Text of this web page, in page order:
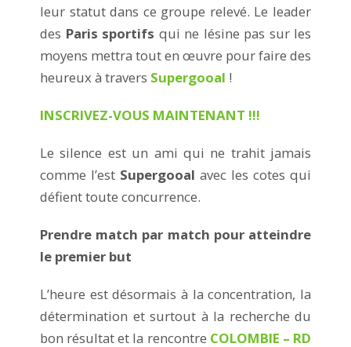
leur statut dans ce groupe relevé. Le leader
des Paris sportifs qui ne lésine pas sur les
moyens mettra tout en œuvre pour faire des
heureux à travers Supergooal !
INSCRIVEZ-VOUS MAINTENANT !!!
Le silence est un ami qui ne trahit jamais
comme l’est Supergooal avec les cotes qui
défient toute concurrence.
Prendre match par match pour atteindre
le premier but
L’heure est désormais à la concentration, la
détermination et surtout à la recherche du
bon résultat et la rencontre COLOMBIE – RD